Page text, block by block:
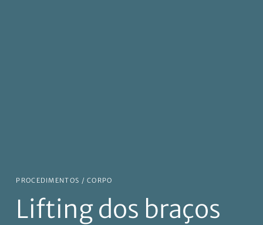
PROCEDIMENTOS /CORPO
Lifting dos braços